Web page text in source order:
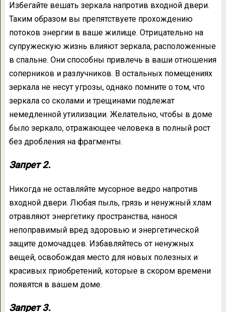
Избегайте вешать зеркала напротив входной двери.
Таким образом вы препятствуете прохождению
потоков энергии в ваше жилище. Отрицательно на
супружескую жизнь влияют зеркала, расположенные
в спальне. Они способны привлечь в ваши отношения
соперников и разлучников. В остальных помещениях
зеркала не несут угрозы, однако помните о том, что
зеркала со сколами и трещинами подлежат
немедленной утилизации. Желательно, чтобы в доме
было зеркало, отражающее человека в полный рост
без дробления на фрагменты.
Запрет 2.
Никогда не оставляйте мусорное ведро напротив
входной двери. Любая пыль, грязь и ненужный хлам
отравляют энергетику пространства, нанося
непоправимый вред здоровью и энергетической
защите домочадцев. Избавляйтесь от ненужных
вещей, освобождая место для новых полезных и
красивых приобретений, которые в скором времени
появятся в вашем доме.
Запрет 3.